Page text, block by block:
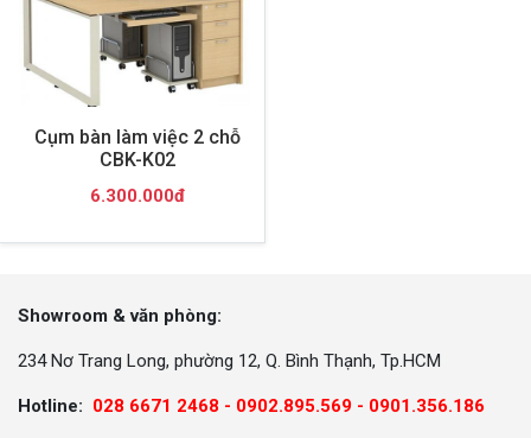
Cụm bàn làm việc 2 chỗ
CBK-K02
6.300.000đ
Showroom & văn phòng:
234 Nơ Trang Long, phường 12, Q. Bình Thạnh, Tp.HCM
Hotline: 028 6671 2468 - 0902.895.569 - 0901.356.186